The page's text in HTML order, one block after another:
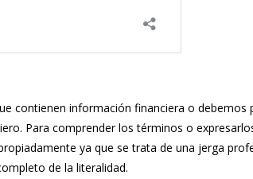
contienen información financiera o debemos
Para comprender los términos o
ya que se trata de una jerga
de la literalidad.